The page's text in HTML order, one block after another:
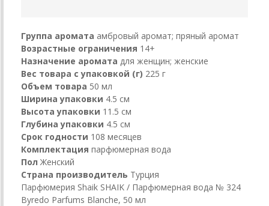
Группа аромата амбровый аромат; пряный аромат
Возрастные ограничения 14+
Назначение аромата для женщин; женские
Вес товара с упаковкой (г) 225 г
Объем товара 50 мл
Ширина упаковки 4.5 см
Высота упаковки 11.5 см
Глубина упаковки 4.5 см
Срок годности 108 месяцев
Комплектация парфюмерная вода
Пол Женский
Страна производитель Турция
Парфюмерия Shaik SHAIK / Парфюмерная вода № 324
Byredo Parfums Blanche, 50 мл